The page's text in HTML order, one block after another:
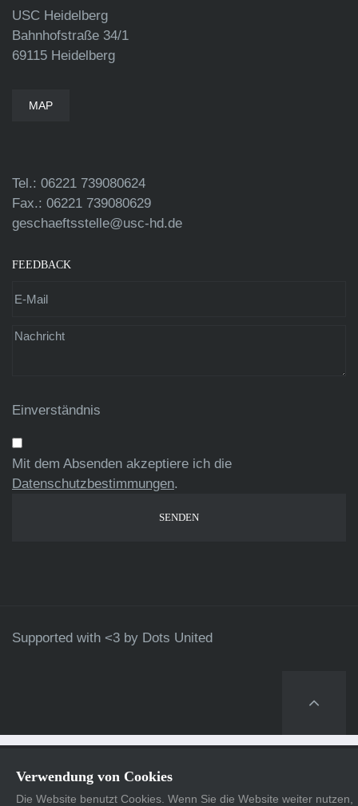
USC Heidelberg
Bahnhofstraße 34/1
69115 Heidelberg
MAP
Tel.: 06221 739080624
Fax.: 06221 739080629
geschaeftsstelle@usc-hd.de
FEEDBACK
Einverständnis
Mit dem Absenden akzeptiere ich die
Datenschutzbestimmungen.
Supported with <3 by Dots United
Verwendung von Cookies
Die Website benutzt Cookies. Wenn Sie die Website weiter nutzen,